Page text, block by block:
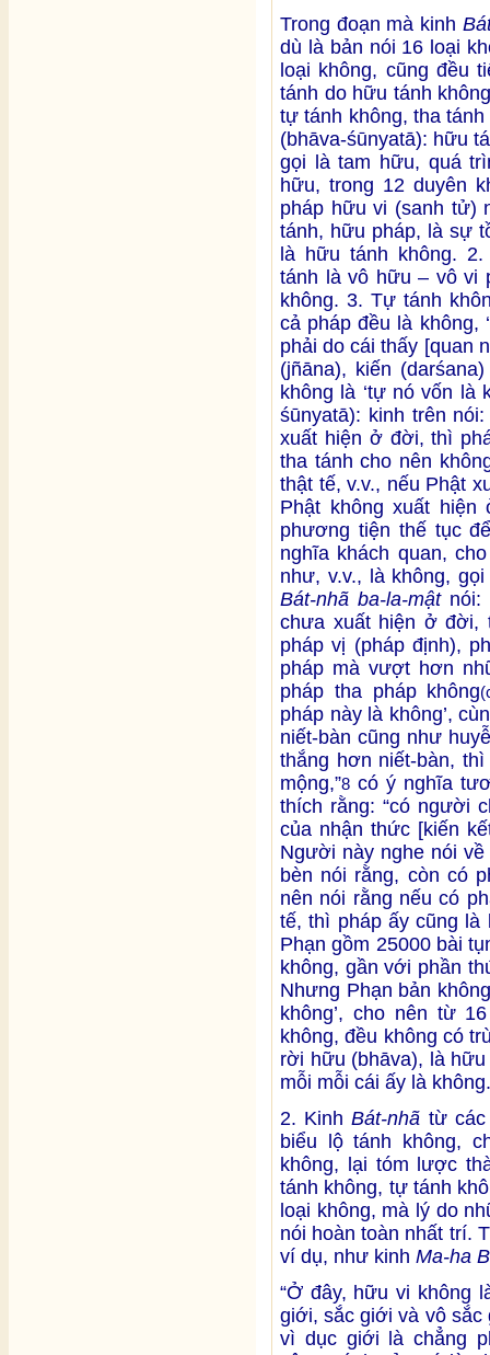
Trong đoạn mà kinh
dù là bản nói 16 loại
loại không, cũng đều
tánh do hữu tánh
tự tánh không, tha
(bhāva-śūnyatā): hữu
gọi là tam hữu, quá
hữu, trong 12 duyên
pháp hữu vi (sanh tử)
tánh, hữu pháp, là sự
là hữu tánh không. 2.
tánh là vô hữu – vô vi
không. 3. Tự tánh
cả pháp đều là không,
phải do cái thấy [quan
(jñāna), kiến
không là ‘tự nó vốn là
śūnyatā): kinh trên
xuất hiện ở đời, thì
tha tánh cho nên
thật tế, v.v., nếu Phật
Phật không xuất
phương tiện thế tục
nghĩa khách quan,
như, v.v., là không,
Bát-nhã ba-la-mậtnói:
chưa xuất hiện ở đời,
pháp vị (pháp định),
pháp mà vượt hơn
pháp tha pháp không
pháp này là không’,
niết-bàn cũng như
thắng hơn niết-bàn,
mộng,”8 có ý nghĩa
thích rằng: “có người
của nhận thức [kiến
Người này nghe nói
bèn nói rằng, còn có
nên nói rằng nếu có
tế, thì pháp ấy cũng là
Phạn gồm 25000 bài
không, gần với phần
Nhưng Phạn bản
không’, cho nên từ
không, đều không có
rời hữu (bhāva), là
mỗi mỗi cái ấy là không.
2. KinhBát-nhã từ các
biểu lộ tánh không,
không, lại tóm lược
tánh không, tự tánh
loại không, mà lý do
nói hoàn toàn nhất trí.
ví dụ, như kinh Ma-ha
“Ở đây, hữu vi không
giới, sắc giới và vô
vì dục giới là chẳng